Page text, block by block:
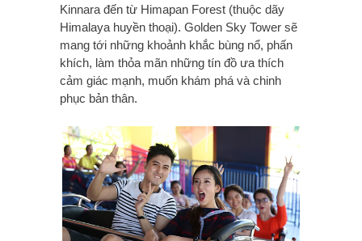
Kinnara đến từ Himapan Forest (thuộc dãy
Himalaya huyền thoại). Golden Sky Tower sẽ
mang tới những khoảnh khắc bùng nổ, phấn
khích, làm thỏa mãn những tín đồ ưa thích
cảm giác mạnh, muốn khám phá và chinh
phục bản thân.